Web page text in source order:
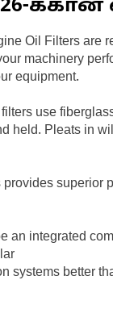
-க்கான
Oil Filters are
machinery
equipment.
use
held. Pleats in
superior
an integrated
systems better